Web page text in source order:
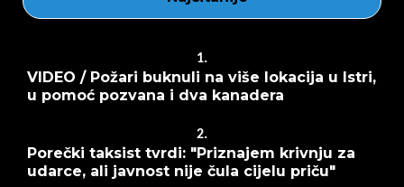
1.
VIDEO / Požari buknuli na više lokacija u Istri,
u pomoć pozvana i dva kanadera
2.
Porečki taksist tvrdi: "Priznajem krivnju za
udarce, ali javnost nije čula cijelu priču"